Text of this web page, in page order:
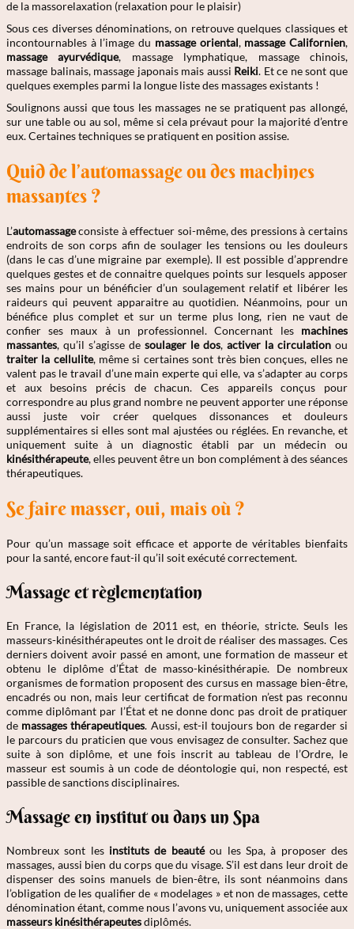
de la massorelaxation (relaxation pour le plaisir)
Sous ces diverses dénominations, on retrouve quelques classiques et
incontournables à l’image du massage oriental, massage Californien,
massage ayurvédique, massage lymphatique, massage chinois,
massage balinais, massage japonais mais aussi Reiki. Et ce ne sont que
quelques exemples parmi la longue liste des massages existants !
Soulignons aussi que tous les massages ne se pratiquent pas allongé,
sur une table ou au sol, même si cela prévaut pour la majorité d’entre
eux. Certaines techniques se pratiquent en position assise.
Quid de l’automassage ou des machines
massantes ?
L’automassageconsiste à effectuer soi-même, des pressions à certains
endroits de son corps afin de soulager les tensions ou les douleurs
(dans le cas d’une migraine par exemple). Il est possible d’apprendre
quelques gestes et de connaitre quelques points sur lesquels apposer
ses mains pour un bénéficier d’un soulagement relatif et libérer les
raideurs qui peuvent apparaitre au quotidien. Néanmoins, pour un
bénéfice plus complet et sur un terme plus long, rien ne vaut de
confier ses maux à un professionnel. Concernant les machines
massantes, qu’il s’agisse de soulager le dos, activer la circulation ou
traiter la cellulite, même si certaines sont très bien conçues, elles ne
valent pas le travail d’une main experte qui elle, va s’adapter au corps
et aux besoins précis de chacun. Ces appareils conçus pour
correspondre au plus grand nombre ne peuvent apporter une réponse
aussi juste voir créer quelques dissonances et douleurs
supplémentaires si elles sont mal ajustées ou réglées. En revanche, et
uniquement suite à un diagnostic établi par un médecin ou
kinésithérapeute, elles peuvent être un bon complément à des séances
thérapeutiques.
Se faire masser, oui, mais où ?
Pour qu’un massage soit efficace et apporte de véritables bienfaits
pour la santé, encore faut-il qu’il soit exécuté correctement.
Massage et règlementation
En France, la législation de 2011 est, en théorie, stricte. Seuls les
masseurs-kinésithérapeutes ont le droit de réaliser des massages. Ces
derniers doivent avoir passé en amont, une formation de masseur et
obtenu le diplôme d’État de masso-kinésithérapie. De nombreux
organismes de formation proposent des cursus en massage bien-être,
encadrés ou non, mais leur certificat de formation n’est pas reconnu
comme diplômant par l’État et ne donne donc pas droit de pratiquer
de massages thérapeutiques. Aussi, est-il toujours bon de regarder si
le parcours du praticien que vous envisagez de consulter. Sachez que
suite à son diplôme, et une fois inscrit au tableau de l’Ordre, le
masseur est soumis à un code de déontologie qui, non respecté, est
passible de sanctions disciplinaires.
Massage en institut ou dans un Spa
Nombreux sont les instituts de beautéou les Spa, à proposer des
massages, aussi bien du corps que du visage. S’il est dans leur droit de
dispenser des soins manuels de bien-être, ils sont néanmoins dans
l’obligation de les qualifier de « modelages » et non de massages, cette
dénomination étant, comme nous l’avons vu, uniquement associée aux
masseurs kinésithérapeutesdiplômés.